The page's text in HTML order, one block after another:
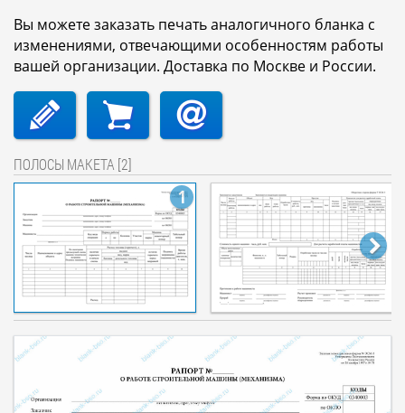
Вы можете заказать печать аналогичного бланка с
изменениями, отвечающими особенностям работы
вашей организации. Доставка по Москве и России.
ПОЛОСЫ МАКЕТА [2]
1